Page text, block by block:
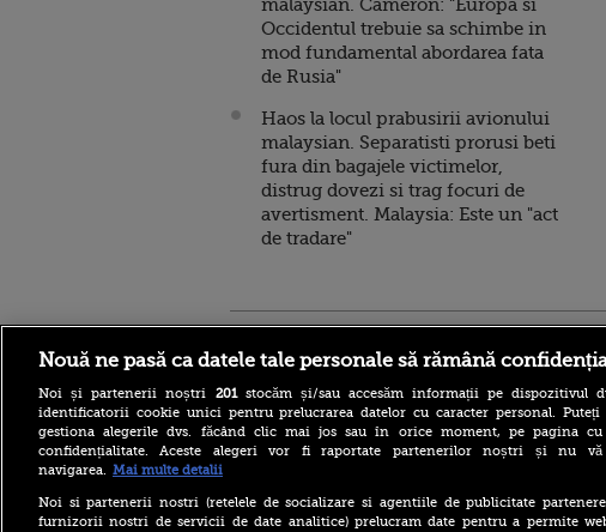
malaysian. Cameron: "Europa si
Occidentul trebuie sa schimbe in
mod fundamental abordarea fata
de Rusia"
Haos la locul prabusirii avionului
malaysian. Separatisti prorusi beti
fura din bagajele victimelor,
distrug dovezi si trag focuri de
avertisment. Malaysia: Este un "act
de tradare"
negre” ia amploare în Rusia.
Găsește-ți un soldat și când
Nouă ne pasă ca datele tale personale să rămână
Noi și partenerii noștri 201stocăm și/sau accesăm informații pe dispozitivul
identificatorii cookie unici pentru prelucrarea datelor cu caracter personal. Puteți
gestiona alegerile dvs. făcând clic mai jos sau în orice moment, pe pagina
confidențialitate. Aceste alegeri vor fi raportate partenerilor noștri și nu
navigarea. Mai multe detalii
Noi si partenerii nostri (retelele de socializare si agentiile de publicitate
furnizorii nostri de servicii de date analitice) prelucram date pentru a permite